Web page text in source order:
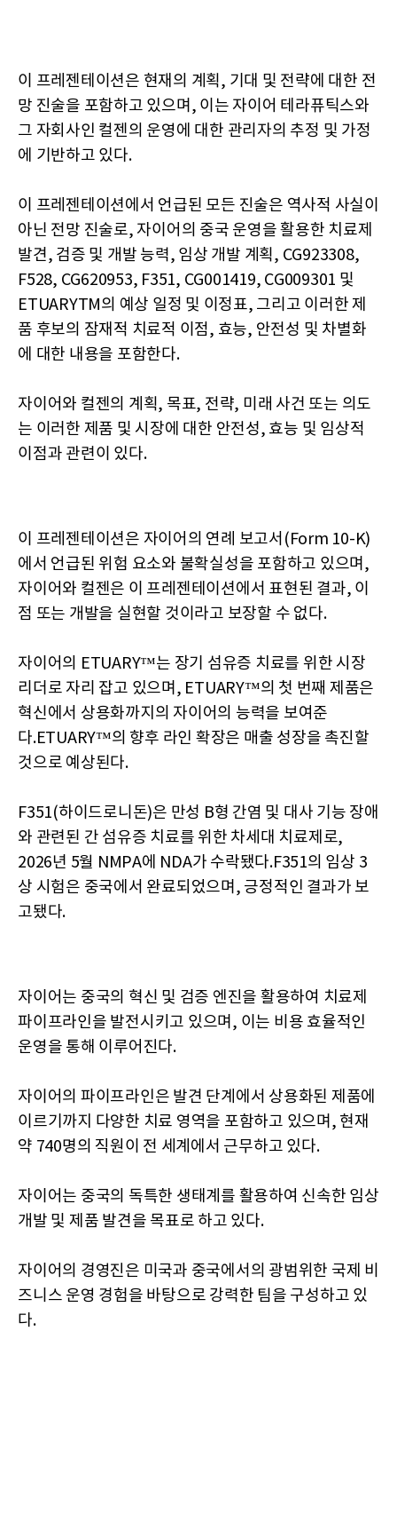
이 프레젠테이션은 현재의 계획, 기대 및 전략에 대한 전
망 진술을 포함하고 있으며, 이는 자이어 테라퓨틱스와
그 자회사인 컬젠의 운영에 대한 관리자의 추정 및 가정
에 기반하고 있다.
이 프레젠테이션에서 언급된 모든 진술은 역사적 사실이
아닌 전망 진술로, 자이어의 중국 운영을 활용한 치료제
발견, 검증 및 개발 능력, 임상 개발 계획, CG923308,
F528, CG620953, F351, CG001419, CG009301 및
ETUARYTM의 예상 일정 및 이정표, 그리고 이러한 제
품 후보의 잠재적 치료적 이점, 효능, 안전성 및 차별화
에 대한 내용을 포함한다.
자이어와 컬젠의 계획, 목표, 전략, 미래 사건 또는 의도
는 이러한 제품 및 시장에 대한 안전성, 효능 및 임상적
이점과 관련이 있다.
이 프레젠테이션은 자이어의 연례 보고서(Form 10-K)
에서 언급된 위험 요소와 불확실성을 포함하고 있으며,
자이어와 컬젠은 이 프레젠테이션에서 표현된 결과, 이
점 또는 개발을 실현할 것이라고 보장할 수 없다.
자이어의 ETUARY™는 장기 섬유증 치료를 위한 시장
리더로 자리 잡고 있으며, ETUARY™의 첫 번째 제품은
혁신에서 상용화까지의 자이어의 능력을 보여준
다.ETUARY™의 향후 라인 확장은 매출 성장을 촉진할
것으로 예상된다.
F351(하이드로니돈)은 만성 B형 간염 및 대사 기능 장애
와 관련된 간 섬유증 치료를 위한 차세대 치료제로,
2026년 5월 NMPA에 NDA가 수락됐다.F351의 임상 3
상 시험은 중국에서 완료되었으며, 긍정적인 결과가 보
고됐다.
자이어는 중국의 혁신 및 검증 엔진을 활용하여 치료제
파이프라인을 발전시키고 있으며, 이는 비용 효율적인
운영을 통해 이루어진다.
자이어의 파이프라인은 발견 단계에서 상용화된 제품에
이르기까지 다양한 치료 영역을 포함하고 있으며, 현재
약 740명의 직원이 전 세계에서 근무하고 있다.
자이어는 중국의 독특한 생태계를 활용하여 신속한 임상
개발 및 제품 발견을 목표로 하고 있다.
자이어의 경영진은 미국과 중국에서의 광범위한 국제 비
즈니스 운영 경험을 바탕으로 강력한 팀을 구성하고 있
다.